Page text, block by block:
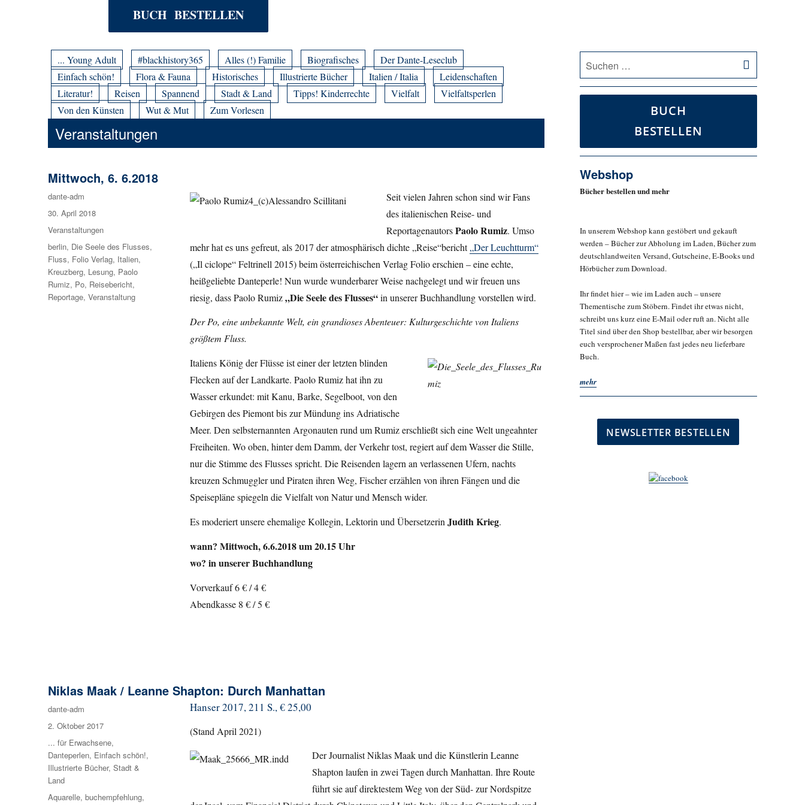
BUCH BESTELLEN
... Young Adult #blackhistory365 Alles (!) Familie Biografisches
Der Dante-Leseclub
Einfach schön!
Flora & Fauna Historisches Illustrierte Bücher Italien / Italia
Leidenschaften
Literatur!
Reisen Spannend Stadt & Land Tipps! Kinderrechte Vielfalt
Vielfaltsperlen
Von den Künsten
Wut & Mut Zum Vorlesen
Veranstaltungen
Mittwoch, 6. 6.2018
Seit vielen Jahren schon sind wir Fans
des italienischen Reise- und
ReportagenautorsPaolo Rumiz. Umso
mehr hat es uns gefreut, als 2017 der atmosphärisch dichte „Reise“bericht„Der Leuchtturm“
(„Il ciclope“ Feltrinell 2015) beim österreichischen Verlag Folio erschien – eine echte,
heißgeliebte Danteperle! Nun wurde wunderbarer Weise nachgelegt und wir freuen uns
riesig, dass Paolo Rumiz„Die Seele des Flusses“in unserer Buchhandlung vorstellen wird.
Der Po, eine unbekannte Welt, ein grandioses Abenteuer: Kulturgeschichte von Italiens
größtem Fluss.
Italiens König der Flüsse ist einer der letzten blinden
Flecken auf der Landkarte. Paolo Rumiz hat ihn zu
Wasser erkundet: mit Kanu, Barke, Segelboot, von den
Gebirgen des Piemont bis zur Mündung ins Adriatische
Meer. Den selbsternannten Argonauten rund um Rumiz erschließt sich eine Welt ungeahnter
Freiheiten. Wo oben, hinter dem Damm, der Verkehr tost, regiert auf dem Wasser die Stille,
nur die Stimme des Flusses spricht. Die Reisenden lagern an verlassenen Ufern, nachts
kreuzen Schmuggler und Piraten ihren Weg, Fischer erzählen von ihren Fängen und die
Speisepläne spiegeln die Vielfalt von Natur und Mensch wider.
Es moderiert unsere ehemalige Kollegin, Lektorin und Übersetzerin Judith Krieg.
wann? Mittwoch, 6.6.2018 um 20.15 Uhr
wo? in unserer Buchhandlung
Vorverkauf 6 € / 4 €
Abendkasse 8 € / 5 €
Autor
dante-adm
Veröffentlicht
am
30. April 2018
Kategorien
Veranstaltungen
Schlagwörter
berlin, Die Seele des Flusses,
Fluss, Folio Verlag, Italien,
Kreuzberg, Lesung, Paolo
Rumiz, Po, Reisebericht,
Reportage,Veranstaltung
Niklas Maak / Leanne Shapton: Durch Manhattan
Hanser 2017, 211 S., € 25,00
(Stand April 2021)
Der Journalist Niklas Maak und die Künstlerin Leanne
Shapton laufen in zwei Tagen durch Manhattan. Ihre Route
führt sie auf direktestem Weg von der Süd- zur Nordspitze
Autor
dante-adm
Veröffentlicht
am
2. Oktober 2017
Kategorien
... für Erwachsene,
Danteperlen, Einfach schön!,
Illustrierte Bücher,Stadt &
Land
Schlagwörter
Aquarelle,buchempfehlung,
nach:
BUCH
BESTELLEN
Webshop
Bücher bestellen und mehr
In unserem Webshop kann gestöbert und gekauft
werden – Bücher zur Abholung im Laden, Bücher zum
deutschlandweiten Versand, Gutscheine, E-Books und
Hörbücher zum Download.
Ihr findet hier – wie im Laden auch – unsere
Thementische zum Stöbern. Findet ihr etwas nicht,
schreibt uns kurz eine E-Mail oder ruft an. Nicht alle
Titel sind über den Shop bestellbar, aber wir besorgen
euch versprochener Maßen fast jedes neu lieferbare
Buch.
mehr